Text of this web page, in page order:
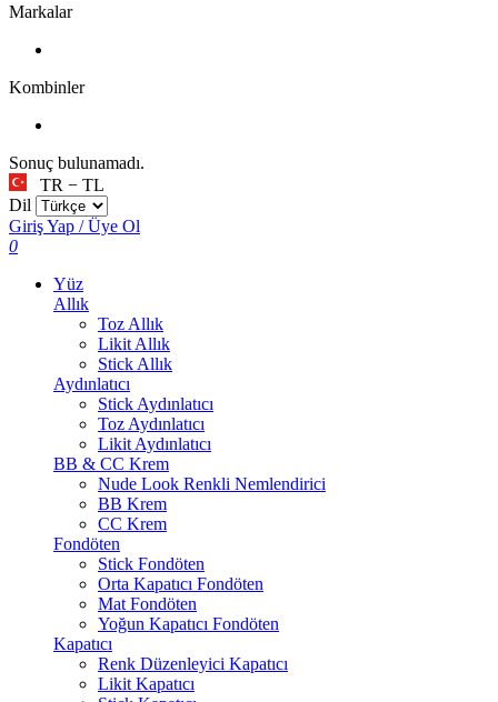
Markalar
Kombinler
Sonuç bulunamadı.
TR − TL
Dil
Giriş Yap / Üye Ol
0
Yüz
Allık
Toz Allık
Likit Allık
Stick Allık
Aydınlatıcı
Stick Aydınlatıcı
Toz Aydınlatıcı
Likit Aydınlatıcı
BB & CC Krem
Nude Look Renkli Nemlendirici
BB Krem
CC Krem
Fondöten
Stick Fondöten
Orta Kapatıcı Fondöten
Mat Fondöten
Yoğun Kapatıcı Fondöten
Kapatıcı
Renk Düzenleyici Kapatıcı
Likit Kapatıcı